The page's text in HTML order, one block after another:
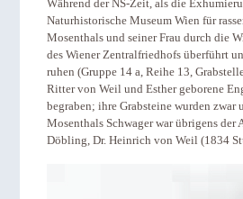
Während der NS-Zeit, als die
Naturhistorische Museum Wien für
Mosenthals und seiner Frau durch die
des Wiener Zentralfriedhofs überführt
ruhen (Gruppe 14 a, Reihe 13,
Ritter von Weil und Esther geborene
begraben; ihre Grabsteine wurden
Mosenthals Schwager war übrigens
Döbling, Dr. Heinrich von Weil (1834